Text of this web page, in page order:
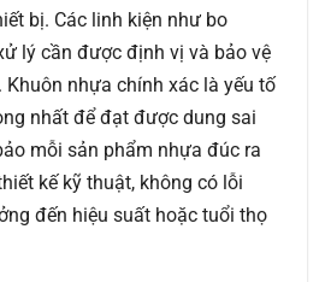
bị. Các linh kiện như bo
lý cần được định vị và bảo vệ
Khuôn nhựa chính xác là yếu tố
nhất để đạt được dung sai
mỗi sản phẩm nhựa đúc ra
kế kỹ thuật, không có lỗi
đến hiệu suất hoặc tuổi thọ